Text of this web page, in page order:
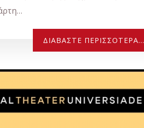
ΔΙΑΒΆΣΤΕ ΠΕΡΙΣΣΌΤΕΡΑ...